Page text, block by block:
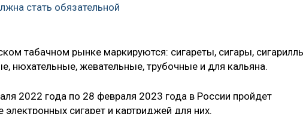
стать обязательной
табачном рынке маркируются: сигареты, сигары,
нюхательные, жевательные, трубочные и для кальяна.
2022 года по 28 февраля 2023 года в России пройдет
электронных сигарет и картриджей для них.